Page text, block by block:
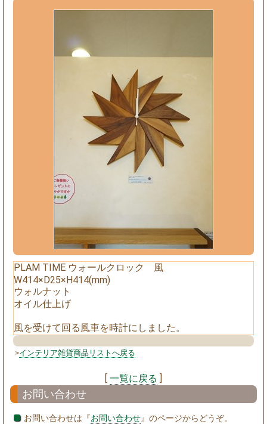
PLAM TIME ウォールクロック 風
W414×D25×H414(mm)
ウォルナット
オイル仕上げ
風を受けて回る風車を時計にしました。
>インテリア雑貨商品リストへ戻る
[ 一覧に戻る ]
お問い合わせ
お問い合わせは『お問い合わせ』のページからどうぞ。